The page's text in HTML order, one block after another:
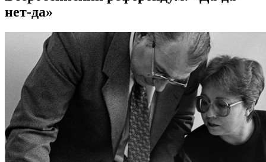
нет-да»